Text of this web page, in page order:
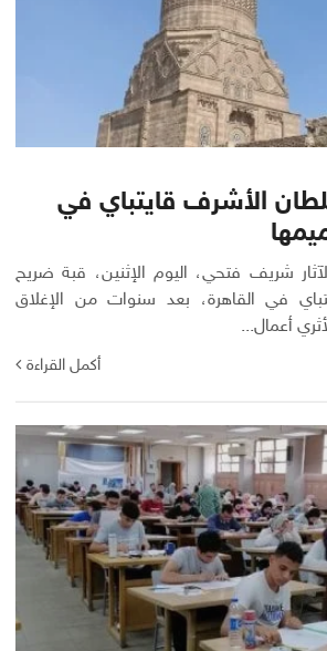
الأشرف قايتباي في
شريف فتحي، اليوم الإثنين، قبة ضريح
في القاهرة، بعد سنوات من الإغلاق
أعمال...
أكمل القراءة